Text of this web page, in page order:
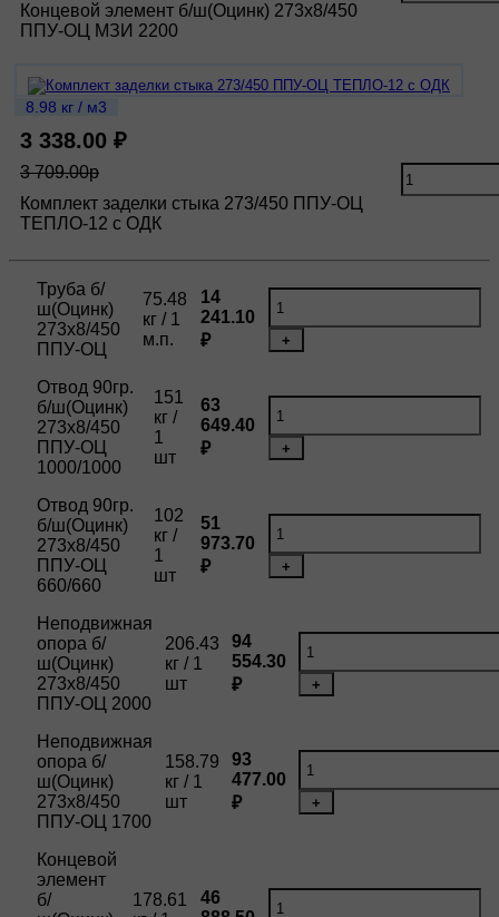
Концевой элемент б/ш(Оцинк) 273х8/450
ППУ-ОЦ МЗИ 2200
8.98 кг / м3
3 338.00 ₽
3 709.00р
Комплект заделки стыка 273/450 ППУ-ОЦ
ТЕПЛО-12 с ОДК
Труба б/
ш(Оцинк)
273х8/450
ППУ-ОЦ
75.48
кг / 1
м.п.
14
241.10
₽
+
Отвод 90гр.
б/ш(Оцинк)
273х8/450
ППУ-ОЦ
1000/1000
151
кг /
1
шт
63
649.40
₽
+
Отвод 90гр.
б/ш(Оцинк)
273х8/450
ППУ-ОЦ
660/660
102
кг /
1
шт
51
973.70
₽
+
Неподвижная
опора б/
ш(Оцинк)
273х8/450
ППУ-ОЦ 2000
206.43
кг / 1
шт
94
554.30
₽
+
Неподвижная
опора б/
ш(Оцинк)
273х8/450
ППУ-ОЦ 1700
158.79
кг / 1
шт
93
477.00
₽
+
Концевой
элемент
б/
178.61
46